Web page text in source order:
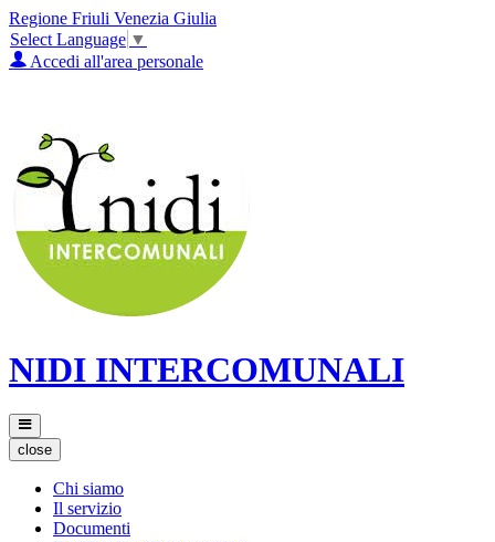
Regione Friuli Venezia Giulia
Select Language ▼
Accedi all'area personale
NIDI INTERCOMUNALI
close
Chi siamo
Il servizio
Documenti